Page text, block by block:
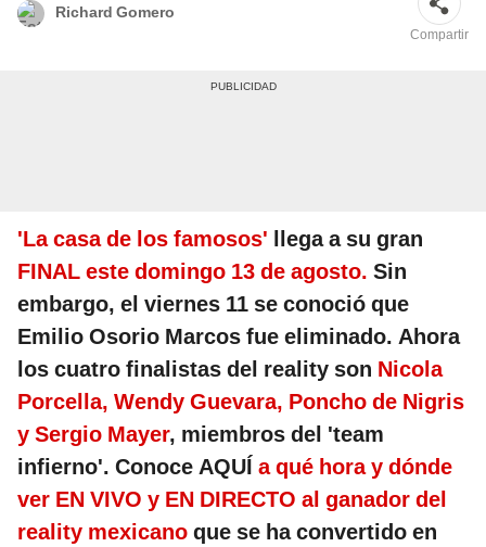
Richard Gomero
Compartir
'La casa de los famosos' llega a su gran
FINAL este domingo 13 de agosto. Sin
embargo, el viernes 11 se conoció que
Emilio Osorio Marcos fue eliminado. Ahora
los cuatro finalistas del reality son Nicola
Porcella, Wendy Guevara, Poncho de Nigris
y Sergio Mayer, miembros del 'team
infierno'. Conoce AQUÍ a qué hora y dónde
ver EN VIVO y EN DIRECTO al ganador del
reality mexicano que se ha convertido en